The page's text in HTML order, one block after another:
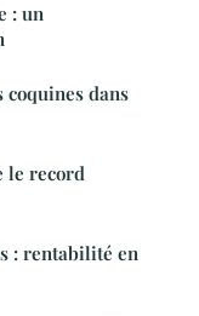
: un
coquines dans
le record
: rentabilité en